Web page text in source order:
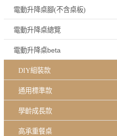
電動升降桌腳(不含桌板)
電動升降桌總覽
電動升降桌beta
DIY組裝款
通用標準款
學齡成長款
高承重餐桌